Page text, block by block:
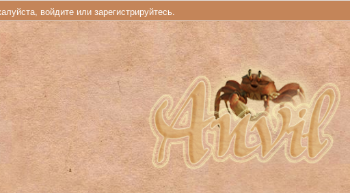
войдите или зарегистрируйтесь.